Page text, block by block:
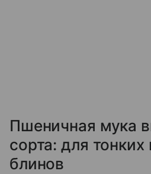
Пшеничная мука
сорта: для
блинов